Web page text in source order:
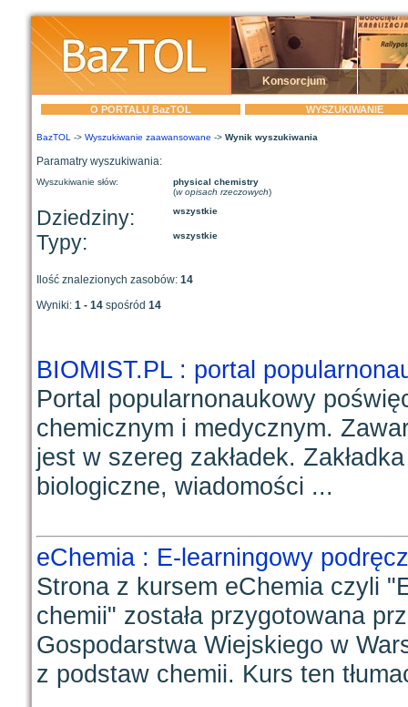
Konsorcjum
O PORTALU BazTOL WYSZUKIWANIE
BazTOL -> Wyszukiwanie zaawansowane -> Wynik wyszukiwania
Paramatry wyszukiwania:
Wyszukiwanie słów:
physical chemistry
(w opisach rzeczowych)
Dziedziny: wszystkie
Typy: wszystkie
Ilość znalezionych zasobów: 14
Wyniki: 1 - 14 spośród 14
BIOMIST.PL : portal
Portal popularnonaukowy
chemicznym i medycznym.
jest w szereg zakładek.
biologiczne, wiadomości ...
eChemia : E-learningowy
Strona z kursem eChemia czyli
chemii" została przygotowana
Gospodarstwa Wiejskiego w
z podstaw chemii. Kurs ten